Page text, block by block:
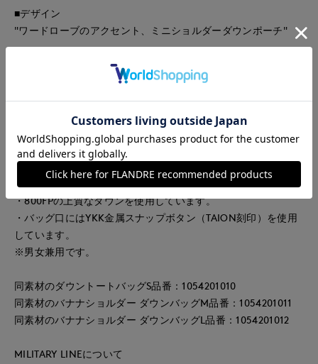
■デザイン
"ワードローブのアクセント、ミニショルダーダウンポーチ"
ワードローブのアクセント、ミニ（スマホや財布等が収まるサ
イズ）ショルダーダウンポーチです。高密度ナイロン生地に、
800FPの上質ダウンを使用しヘチマキルトで仕上げ軽くて柔ら
かな質感を再現しました。バッグ口は、サッと荷物を取り出せ
る金属ボタン開閉仕様。着こなしのアクセントに使えるバッグ
です。
・柔らかく張りのある高密度生地を使用しています。
・800FPの上質なダウンを使用しています。
・バッグ口にはYKK金属スナップボタン（TAION刻印）を使用
しています。
※男女兼用です。
同素材のダウントートバッグS品番：1054201010
同素材のバナナショルダー ダウンバッグM品番：1054201011
同素材のバナナショルダー ダウンバッグL品番：1054201012
MILITARY LINEについて